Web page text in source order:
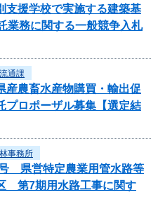
支援学校で実施する建築基
業務に関する一般競争入札
通課
産農畜水産物購買・輸出促
プロポーザル募集【選定結
事務所
県営特定農業用管水路等
第7期用水路工事に関す